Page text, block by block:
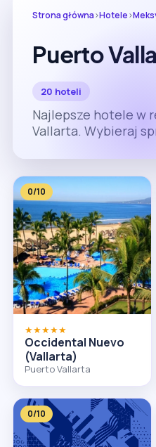
Strona główna›Hotele›
Puerto
20 hoteli
Najlepsze hotele w
Vallarta. Wybieraj
0/10
★★★★★
Occidental Nuevo
(Vallarta)
Puerto Vallarta
0/10